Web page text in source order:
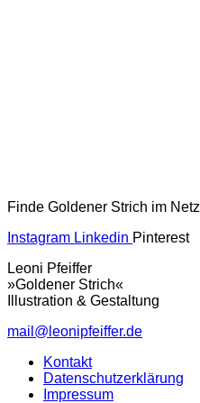
Finde Goldener Strich im Netz
Instagram Linkedin Pinterest
Leoni Pfeiffer
»Goldener Strich«
Illustration & Gestaltung
mail@leonipfeiffer.de
Kontakt
Datenschutzerklärung
Impressum